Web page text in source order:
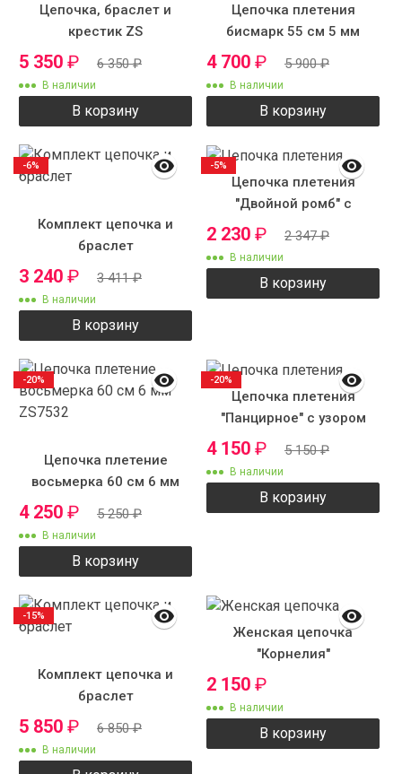
Цепочка, браслет и
крестик ZS
5 350 ₽ 6 350₽
В наличии
В корзину
Цепочка плетения
бисмарк 55 см 5 мм
4 700 ₽ 5 900₽
В наличии
В корзину
Комплект цепочка и
браслет
3 240 ₽ 3 411₽
В наличии
В корзину
-6%
Цепочка плетения
"Двойной ромб" с
рисунком
2 230 ₽ 2 347₽
В наличии
В корзину
-5%
Цепочка плетение
восьмерка 60 см 6 мм
4 250 ₽ 5 250₽
В наличии
В корзину
-20%
Цепочка плетения
"Панцирное" с узором
4 150 ₽ 5 150₽
В наличии
В корзину
-20%
Комплект цепочка и
браслет
5 850 ₽ 6 850₽
В наличии
-15%
Женская цепочка
"Корнелия"
2 150 ₽
В наличии
В корзину